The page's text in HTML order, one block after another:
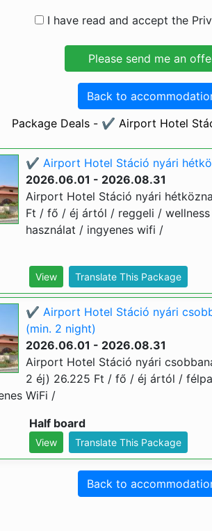
I have read and accept the
Back to
Package Deals - ✔️ Airport Hotel
✔️ Airport Hotel Stáció nyári
2026.06.01 - 2026.08.31
Airport Hotel Stáció nyári
Ft / fő / éj ártól / reggeli /
használat / ingyenes wifi /
View Translate This Package
✔️ Airport Hotel Stáció nyári
(min. 2 night)
2026.06.01 - 2026.08.31
Airport Hotel Stáció nyári
2 éj) 26.225 Ft / fő / éj ártól /
WiFi /
Half board
View Translate This Package
Back to